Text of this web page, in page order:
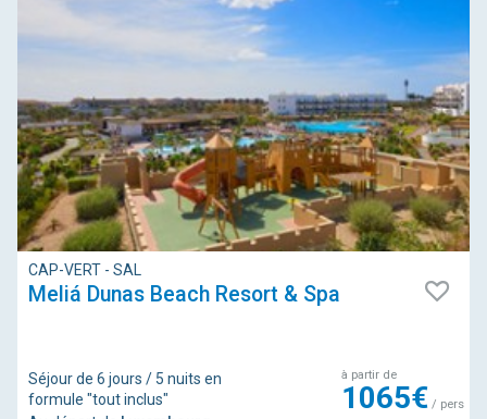
CAP-VERT - SAL
Meliá Dunas Beach Resort & Spa
Séjour de 6 jours / 5 nuits en
formule "tout inclus"
à partir de
1065€/ pers